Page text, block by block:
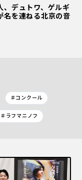
、デュトワ、ゲルギ
名を連ねる北京の音
＃コンクール
＃ラフマニノフ